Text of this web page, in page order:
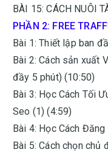
BÀI 15: CÁCH NUÔI
PHẦN 2: FREE
Bài 1: Thiết lập ban
Bài 2: Cách sản xuất
đầy 5 phút) (10:50)
Bài 3: Học Cách Tối
Seo (1) (4:59)
Bài 4: Học Cách
Bài 5: Cách chọn chủ